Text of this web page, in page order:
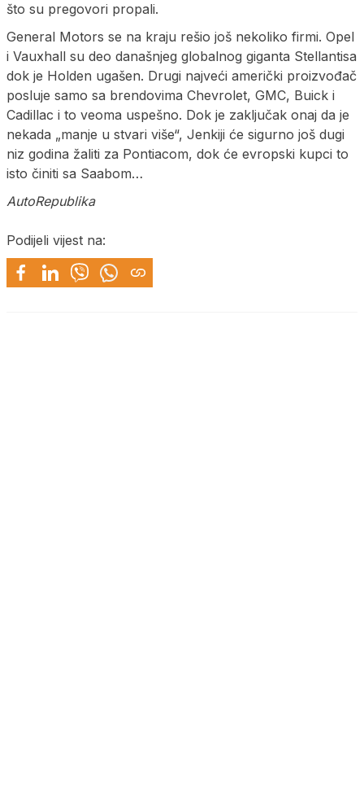
što su pregovori propali.
General Motors se na kraju rešio još nekoliko firmi. Opel
i Vauxhall su deo današnjeg globalnog giganta Stellantisa
dok je Holden ugašen. Drugi najveći američki proizvođač
posluje samo sa brendovima Chevrolet, GMC, Buick i
Cadillac i to veoma uspešno. Dok je zaključak onaj da je
nekada „manje u stvari više“, Jenkiji će sigurno još dugi
niz godina žaliti za Pontiacom, dok će evropski kupci to
isto činiti sa Saabom…
AutoRepublika
Podijeli vijest na: